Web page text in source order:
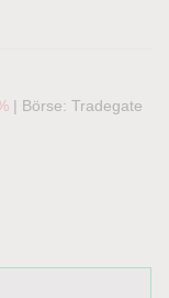
| Börse: Tradegate